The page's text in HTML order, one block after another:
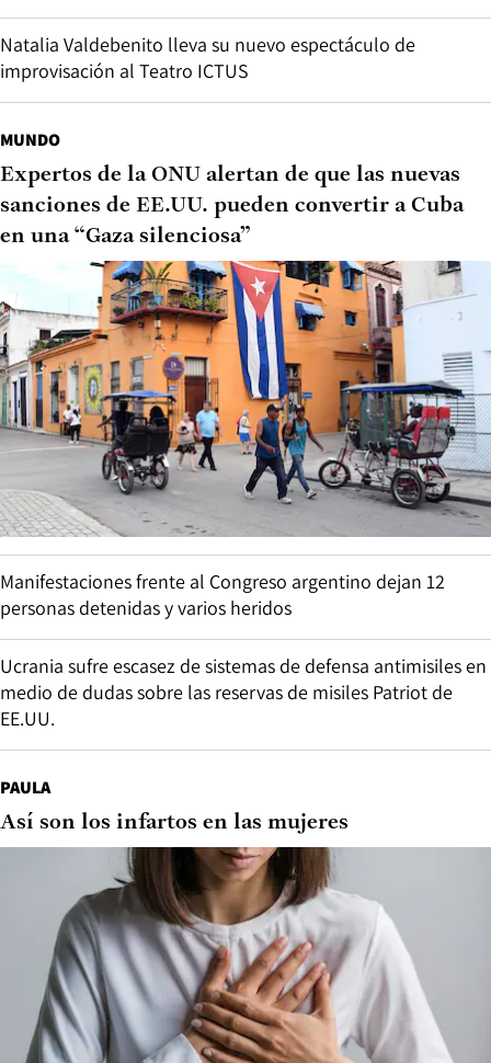
Natalia Valdebenito lleva su nuevo espectáculo de
improvisación al Teatro ICTUS
MUNDO
Expertos de la ONU alertan de que las nuevas
sanciones de EE.UU. pueden convertir a Cuba
en una “Gaza silenciosa”
Manifestaciones frente al Congreso argentino dejan 12
personas detenidas y varios heridos
Ucrania sufre escasez de sistemas de defensa antimisiles en
medio de dudas sobre las reservas de misiles Patriot de
EE.UU.
PAULA
Así son los infartos en las mujeres